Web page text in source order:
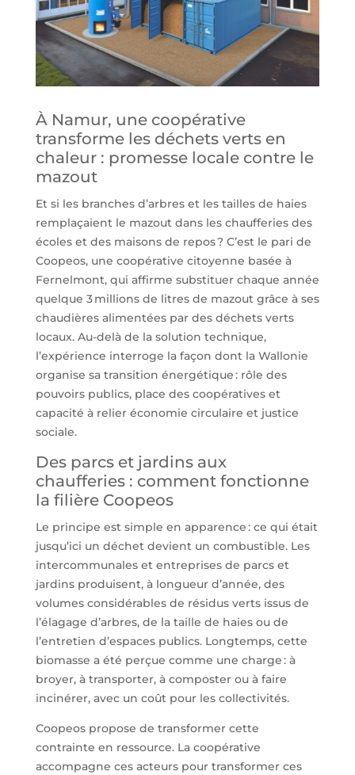
À Namur, une coopérative
transforme les déchets verts en
chaleur : promesse locale contre le
mazout
Et si les branches d’arbres et les tailles de haies
remplaçaient le mazout dans les chaufferies des
écoles et des maisons de repos ? C’est le pari de
Coopeos, une coopérative citoyenne basée à
Fernelmont, qui affirme substituer chaque année
quelque 3 millions de litres de mazout grâce à ses
chaudières alimentées par des déchets verts
locaux. Au-delà de la solution technique,
l’expérience interroge la façon dont la Wallonie
organise sa transition énergétique : rôle des
pouvoirs publics, place des coopératives et
capacité à relier économie circulaire et justice
sociale.
Des parcs et jardins aux
chaufferies : comment fonctionne
la filière Coopeos
Le principe est simple en apparence : ce qui était
jusqu’ici un déchet devient un combustible. Les
intercommunales et entreprises de parcs et
jardins produisent, à longueur d’année, des
volumes considérables de résidus verts issus de
l’élagage d’arbres, de la taille de haies ou de
l’entretien d’espaces publics. Longtemps, cette
biomasse a été perçue comme une charge : à
broyer, à transporter, à composter ou à faire
incinérer, avec un coût pour les collectivités.
Coopeos propose de transformer cette
contrainte en ressource. La coopérative
accompagne ces acteurs pour transformer ces